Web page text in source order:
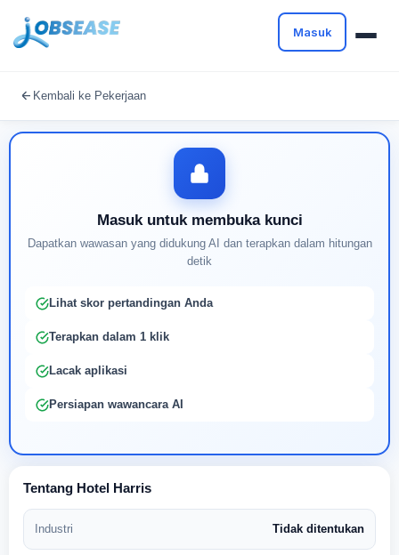
Masuk
Kembali ke Pekerjaan
Masuk untuk membuka kunci
Dapatkan wawasan yang didukung AI dan terapkan dalam hitungan
detik
Lihat skor pertandingan Anda
Terapkan dalam 1 klik
Lacak aplikasi
Persiapan wawancara AI
Tentang Hotel Harris
Industri Tidak ditentukan
Buat profil Anda untuk membuka kunci pencocokan